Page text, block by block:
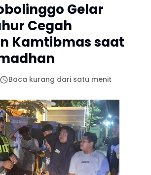
Gelar
Cegah
Kamtibmas saat
Baca kurang dari satu menit